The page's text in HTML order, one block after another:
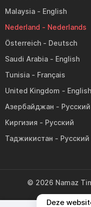
Malaysia
Nederland
Österreich
Saudi Arabia
Tunisia
United Kingdom
Азербайджан
Киргизия
Таджикистан
© 2026 Namaz
Deze